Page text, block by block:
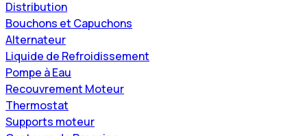
Distribution
Bouchons et Capuchons
Alternateur
Liquide de Refroidissement
Pompe à Eau
Recouvrement Moteur
Thermostat
Supports moteur